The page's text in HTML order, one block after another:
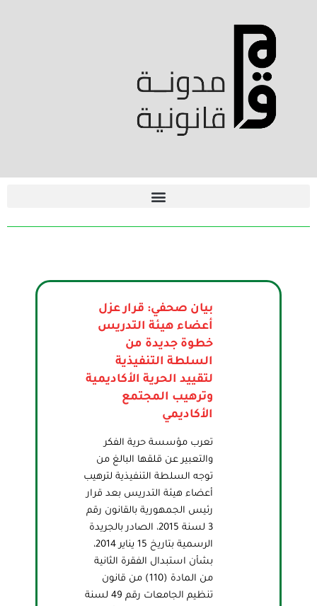
بيان صحفي: قرار عزل
أعضاء هيئة التدريس
خطوة جديدة من
السلطة التنفيذية
لتقييد الحرية الأكاديمية
وترهيب المجتمع
الأكاديمي
تعرب مؤسسة حرية الفكر
والتعبير عن قلقها البالغ من
توجه السلطة التنفيذية لترهيب
أعضاء هيئة التدريس بعد قرار
رئيس الجمهورية بالقانون رقم
3 لسنة 2015، الصادر بالجريدة
الرسمية بتاريخ 15 يناير 2014،
بشأن استبدال الفقرة الثانية
من المادة (110) من قانون
تنظيم الجامعات رقم 49 لسنة